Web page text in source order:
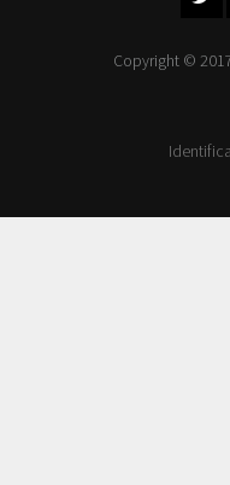
Copyright ©